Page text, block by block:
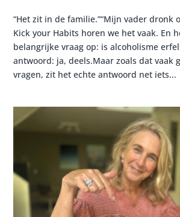
“Het zit in de familie.”“Mijn vader dronk
Kick your Habits horen we het vaak. En
belangrijke vraag op: is alcoholisme
antwoord: ja, deels.Maar zoals dat vaak
vragen, zit het echte antwoord net iets...